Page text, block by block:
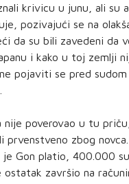
krivicu u junu, ali su
pozivajući se na
da su bili zavedeni da
i kako u toj zemlji
pojaviti se pred sudom
nije poverovao u tu
prvenstveno zbog
je Gon platio, 400.000
završio na